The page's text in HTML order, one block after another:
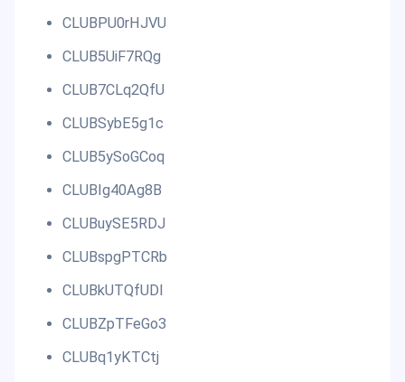
CLUBPU0rHJVU
CLUB5UiF7RQg
CLUB7CLq2QfU
CLUBSybE5g1c
CLUB5ySoGCoq
CLUBIg40Ag8B
CLUBuySE5RDJ
CLUBspgPTCRb
CLUBkUTQfUDI
CLUBZpTFeGo3
CLUBq1yKTCtj